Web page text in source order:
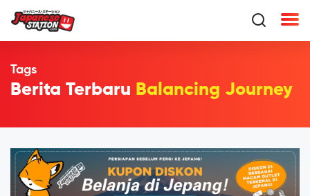
Tags
Berita Terbaru Balancing Journey